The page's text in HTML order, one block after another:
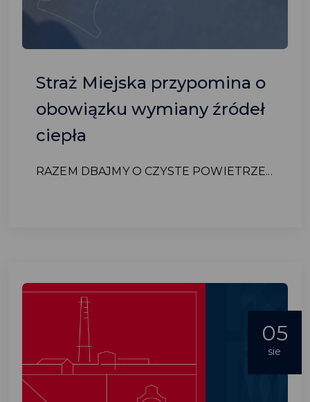
Straż Miejska przypomina o
obowiązku wymiany źródeł
ciepła
RAZEM DBAJMY O CZYSTE POWIETRZE...
05
sie